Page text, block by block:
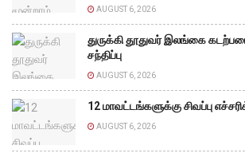
AUGUST 6, 2026
துருக்கி தூதுவர் இலங்கை
சந்திப்பு
AUGUST 6, 2026
12 மாவட்டங்களுக்கு சிவப்பு
AUGUST 6, 2026